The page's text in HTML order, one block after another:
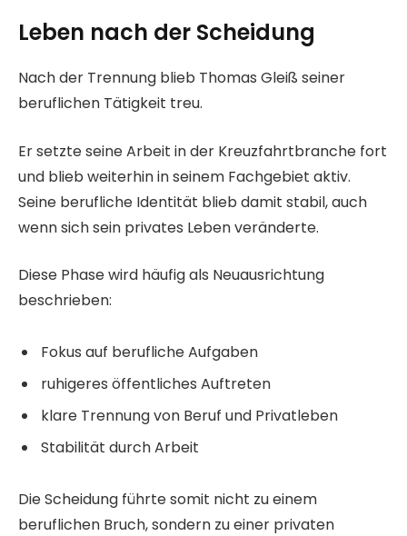
Leben nach der Scheidung
Nach der Trennung blieb Thomas Gleiß seiner
beruflichen Tätigkeit treu.
Er setzte seine Arbeit in der Kreuzfahrtbranche fort
und blieb weiterhin in seinem Fachgebiet aktiv.
Seine berufliche Identität blieb damit stabil, auch
wenn sich sein privates Leben veränderte.
Diese Phase wird häufig als Neuausrichtung
beschrieben:
Fokus auf berufliche Aufgaben
ruhigeres öffentliches Auftreten
klare Trennung von Beruf und Privatleben
Stabilität durch Arbeit
Die Scheidung führte somit nicht zu einem
beruflichen Bruch, sondern zu einer privaten